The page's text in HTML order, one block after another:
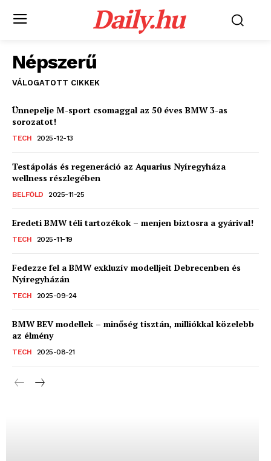
Daily.hu
Népszerű
VÁLOGATOTT CIKKEK
Ünnepelje M-sport csomaggal az 50 éves BMW 3-as
sorozatot!
TECH 2025-12-13
Testápolás és regeneráció az Aquarius Nyíregyháza
wellness részlegében
BELFÖLD 2025-11-25
Eredeti BMW téli tartozékok – menjen biztosra a gyárival!
TECH 2025-11-19
Fedezze fel a BMW exkluzív modelljeit Debrecenben és
Nyíregyházán
TECH 2025-09-24
BMW BEV modellek – minőség tisztán, milliókkal közelebb
az élmény
TECH 2025-08-21